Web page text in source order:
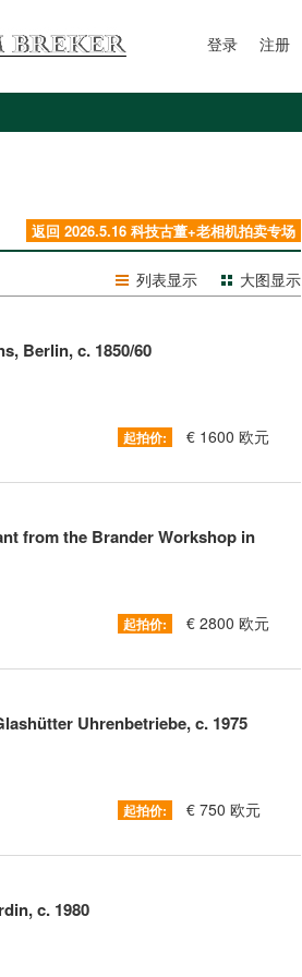
登录 注册
返回 2026.5.16 科技古董+老相机拍卖专场
列表显示 大图显示
Berlin, c. 1850/60
起拍价: € 1600 欧元
from the Brander Workshop in
起拍价: € 2800 欧元
Uhrenbetriebe, c. 1975
起拍价: € 750 欧元
c. 1980